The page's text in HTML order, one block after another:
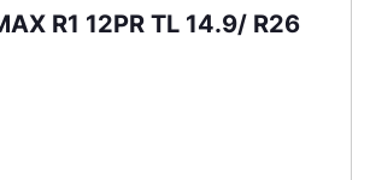
R1 12PR TL 14.9/ R26